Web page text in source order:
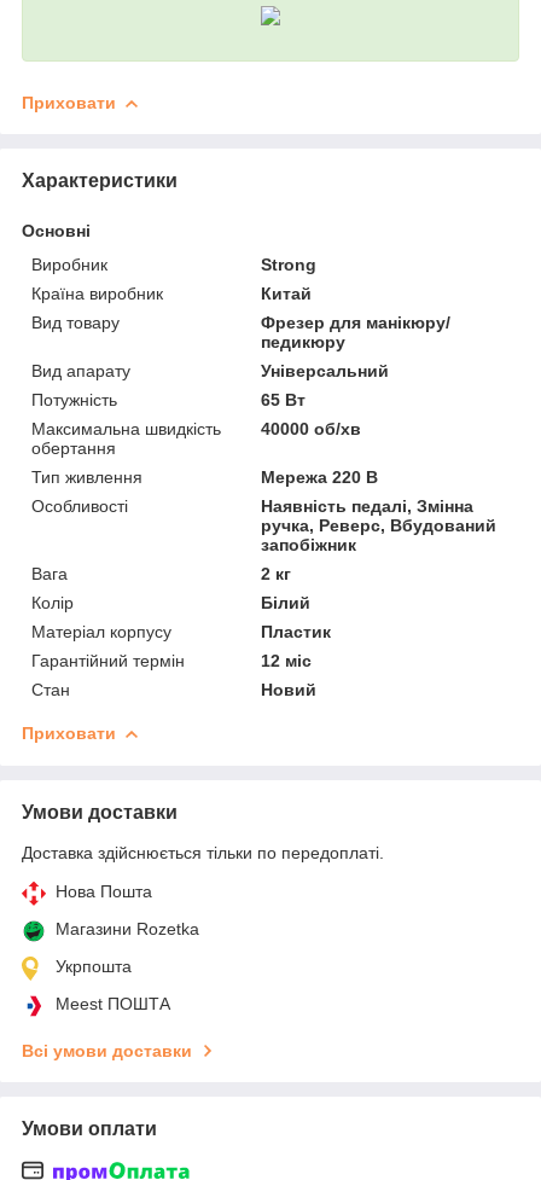
Приховати
Характеристики
Основні
Виробник
Strong
Країна виробник
Китай
Вид товару
Фрезер для манікюру/
педикюру
Вид апарату
Універсальний
Потужність
65 Вт
Максимальна швидкість
обертання
40000 об/хв
Тип живлення
Мережа 220 В
Особливості
Наявність педалі, Змінна
ручка, Реверс, Вбудований
запобіжник
Вага
2 кг
Колір
Білий
Матеріал корпусу
Пластик
Гарантійний термін
12 міс
Стан
Новий
Приховати
Умови доставки
Доставка здійснюється тільки по передоплаті.
Нова Пошта
Магазини Rozetka
Укрпошта
Meest ПОШТА
Всі умови доставки
Умови оплати